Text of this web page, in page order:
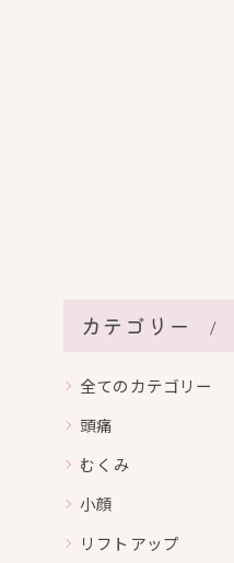
カテゴリー
全てのカテゴリー
頭痛
むくみ
小顔
リフトアップ